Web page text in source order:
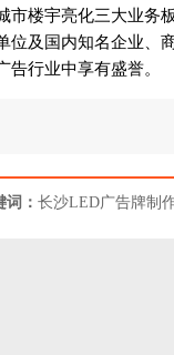
市楼宇亮化三大业务
位及国内知名企业、
告行业中享有盛誉。
词： 长沙LED广告牌制